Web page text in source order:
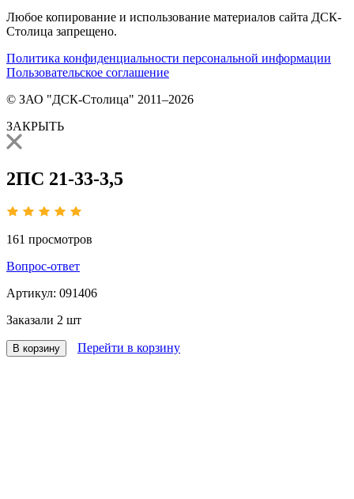
Любое копирование и использование материалов сайта ДСК-
Столица запрещено.
Политика конфиденциальности персональной информации
Пользовательское соглашение
© ЗАО "ДСК-Столица" 2011–2026
ЗАКРЫТЬ
2ПС 21-33-3,5
161 просмотров
Вопрос-ответ
Артикул: 091406
Заказали 2 шт
В корзину Перейти в корзину